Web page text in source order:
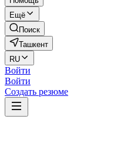
Ещё
Поиск
Ташкент
RU
Войти
Войти
Создать резюме